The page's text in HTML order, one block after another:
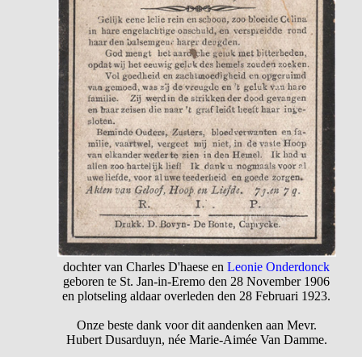
dochter van Charles D'haese enLeonie Onderdonck
geboren te St. Jan-in-Eremo den 28 November 1906
en plotseling aldaar overleden den 28 Februari 1923.
Onze beste dank voor dit aandenken aan Mevr.
Hubert Dusarduyn, née Marie-Aimée Van Damme.